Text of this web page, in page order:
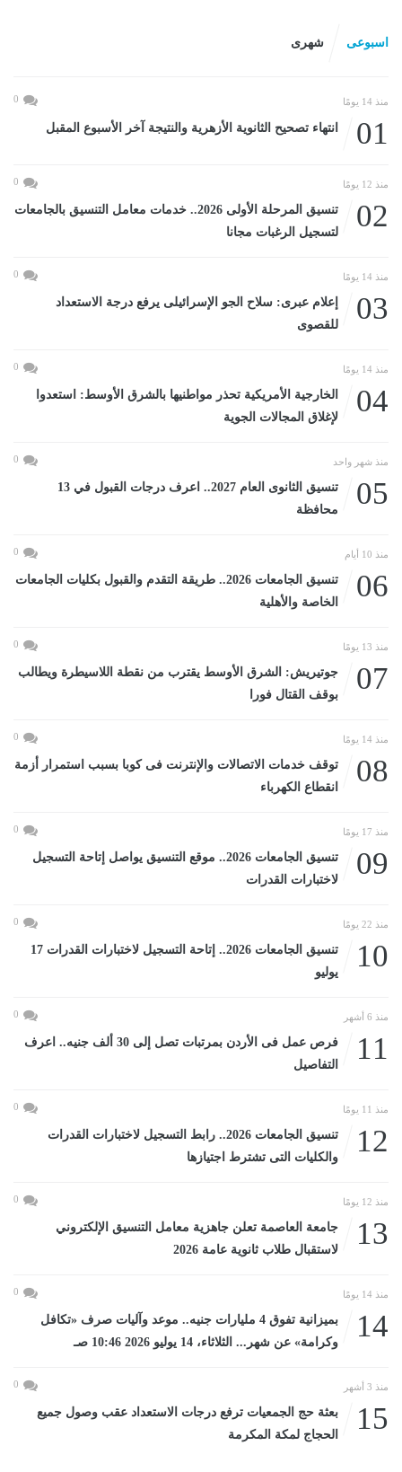
اسبوعى شهرى
منذ 14 يومًا 0
01 انتهاء تصحيح الثانوية الأزهرية والنتيجة آخر الأسبوع المقبل
منذ 12 يومًا 0
02
تنسيق المرحلة الأولى 2026.. خدمات معامل التنسيق بالجامعات
لتسجيل الرغبات مجانا
منذ 14 يومًا 0
03
إعلام عبرى: سلاح الجو الإسرائيلى يرفع درجة الاستعداد
للقصوى
منذ 14 يومًا 0
04
الخارجية الأمريكية تحذر مواطنيها بالشرق الأوسط: استعدوا
لإغلاق المجالات الجوية
منذ شهر واحد 0
05
تنسيق الثانوى العام 2027.. اعرف درجات القبول في 13
محافظة
منذ 10 أيام 0
06
تنسيق الجامعات 2026.. طريقة التقدم والقبول بكليات الجامعات
الخاصة والأهلية
منذ 13 يومًا 0
07
جوتيريش: الشرق الأوسط يقترب من نقطة اللاسيطرة ويطالب
بوقف القتال فورا
منذ 14 يومًا 0
08
توقف خدمات الاتصالات والإنترنت فى كوبا بسبب استمرار أزمة
انقطاع الكهرباء
منذ 17 يومًا 0
09
تنسيق الجامعات 2026.. موقع التنسيق يواصل إتاحة التسجيل
لاختبارات القدرات
منذ 22 يومًا 0
10
تنسيق الجامعات 2026.. إتاحة التسجيل لاختبارات القدرات 17
يوليو
منذ 6 أشهر 0
11
فرص عمل فى الأردن بمرتبات تصل إلى 30 ألف جنيه.. اعرف
التفاصيل
منذ 11 يومًا 0
12
تنسيق الجامعات 2026.. رابط التسجيل لاختبارات القدرات
والكليات التى تشترط اجتيازها
منذ 12 يومًا 0
13
جامعة العاصمة تعلن جاهزية معامل التنسيق الإلكتروني
لاستقبال طلاب ثانوية عامة 2026
منذ 14 يومًا 0
14
بميزانية تفوق 4 مليارات جنيه.. موعد وآليات صرف «تكافل
وكرامة» عن شهر... الثلاثاء، 14 يوليو 2026 10:46 صـ
منذ 3 أشهر 0
15
بعثة حج الجمعيات ترفع درجات الاستعداد عقب وصول جميع
الحجاج لمكة المكرمة